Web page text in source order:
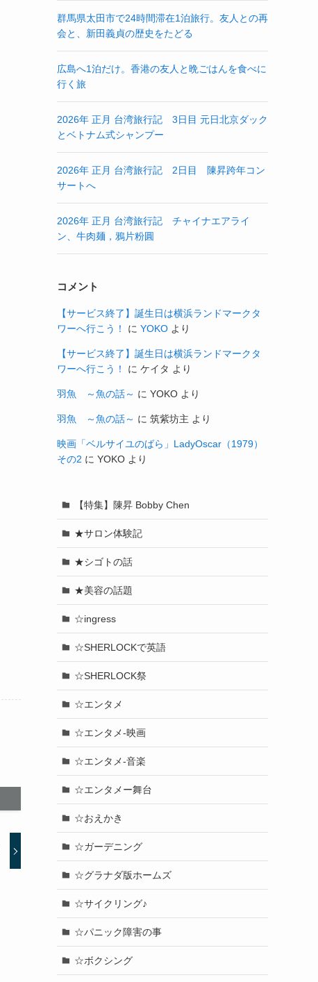
群馬県太田市で24時間滞在1泊旅行。友人との再
会と、新田義貞の歴史をたどる
広島へ1泊だけ。香港の友人と晩ごはんを食べに
行く旅
2026年 正月 台湾旅行記 3日目 元日北京ダック
とベトナム式シャンプー
2026年 正月 台湾旅行記 2日目 陳昇跨年コン
サートへ
2026年 正月 台湾旅行記 チャイナエアライ
ン、牛肉麺，鴉片粉圓
コメント
【サービス終了】誕生日は横浜ランドマークタ
ワーへ行こう！
に YOKO より
【サービス終了】誕生日は横浜ランドマークタ
ワーへ行こう！
に ケイタ より
羽魚 ～魚の話～ に YOKO より
羽魚 ～魚の話～ に 筑紫坊主 より
映画「ベルサイユのばら」LadyOscar（1979）
その2 に YOKO より
【特集】陳昇 Bobby Chen
★サロン体験記
★シゴトの話
★美容の話題
☆ingress
☆SHERLOCKで英語
☆SHERLOCK祭
☆エンタメ
☆エンタメ-映画
☆エンタメ-音楽
☆エンタメー舞台
☆おえかき
☆ガーデニング
☆グラナダ版ホームズ
☆サイクリング♪
☆パニック障害の事
☆ボクシング